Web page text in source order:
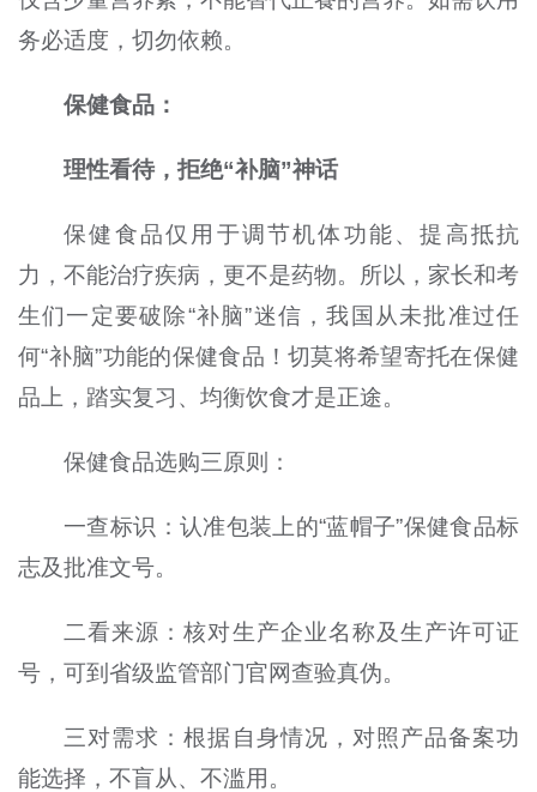
务必适度，切勿依赖。
保健食品：
理性看待，拒绝“补脑”神话
保健食品仅用于调节机体功能、提高抵抗
力，不能治疗疾病，更不是药物。所以，家长和考
生们一定要破除“补脑”迷信，我国从未批准过任
何“补脑”功能的保健食品！切莫将希望寄托在保健
品上，踏实复习、均衡饮食才是正途。
保健食品选购三原则：
一查标识：认准包装上的“蓝帽子”保健食品标
志及批准文号。
二看来源：核对生产企业名称及生产许可证
号，可到省级监管部门官网查验真伪。
三对需求：根据自身情况，对照产品备案功
能选择，不盲从、不滥用。